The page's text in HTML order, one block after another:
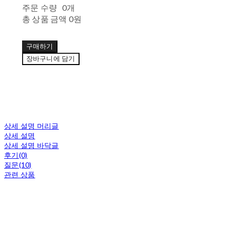
주문 수량 0개
총 상품 금액 0원
구매하기
장바구니에 담기
상세 설명 머리글
상세 설명
상세 설명 바닥글
후기(0)
질문(10)
관련 상품